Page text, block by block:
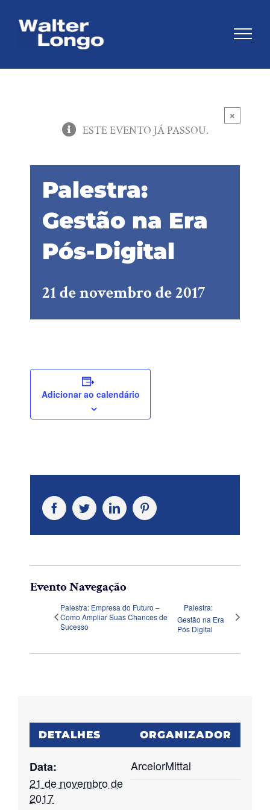
×
ESTE EVENTO JÁ PASSOU.
Palestra:
Gestão na Era
Pós-Digital
21 de novembro de 2017
Adicionar ao calendário
FacebookTwitterLinkedInPinterest
Evento Navegação
Palestra: Empresa do Futuro –
Como Ampliar Suas Chances de
Sucesso
Palestra:
Gestão na Era
Pós Digital
DETALHES
Data:
21 de novembro de
2017
ORGANIZADOR
ArcelorMittal